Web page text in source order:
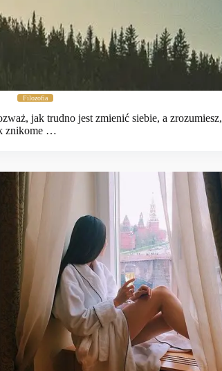
Filozofia
jak trudno jest zmienić siebie, a zrozumiesz,
znikome …